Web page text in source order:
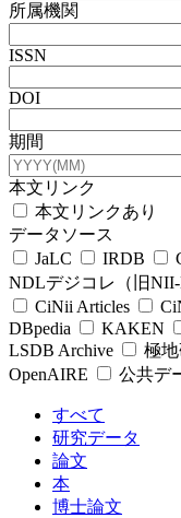
所属機関
ISSN
DOI
期間
本文リンク
本文リンクあり
データソース
JaLC
IRDB
NDLデジコレ（旧NII-
CiNii Articles
DBpedia
KAKEN
LSDB Archive
極
OpenAIRE
公共デ
すべて
研究データ
論文
本
博士論文